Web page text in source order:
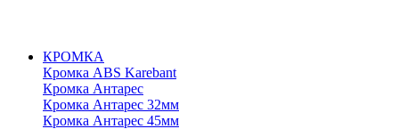
КРОМКА
Кромка ABS Karebant
Кромка Антарес
Кромка Антарес 32мм
Кромка Антарес 45мм